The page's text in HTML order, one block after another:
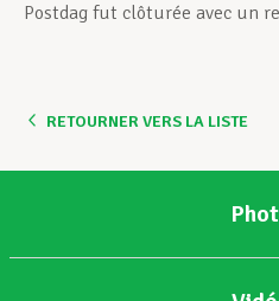
Postdag fut clôturée avec un
RETOURNER VERS LA LISTE